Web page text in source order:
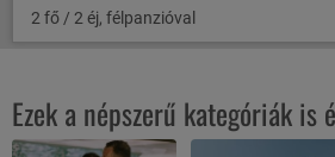
2 fő / 2 éj, félpanzióval
Ezek a népszerű kategóriák is